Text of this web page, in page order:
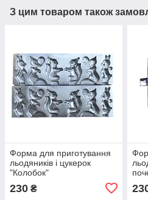
З цим товаром також
Форма для приготування
льодяників і цукерок
"Колобок"
230 ₴